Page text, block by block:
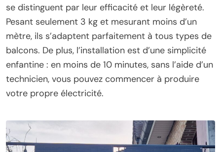
se distinguent par leur efficacité et leur légèreté.
Pesant seulement 3 kg et mesurant moins d’un
mètre, ils s’adaptent parfaitement à tous types de
balcons. De plus, l’installation est d’une simplicité
enfantine : en moins de 10 minutes, sans l’aide d’un
technicien, vous pouvez commencer à produire
votre propre électricité.